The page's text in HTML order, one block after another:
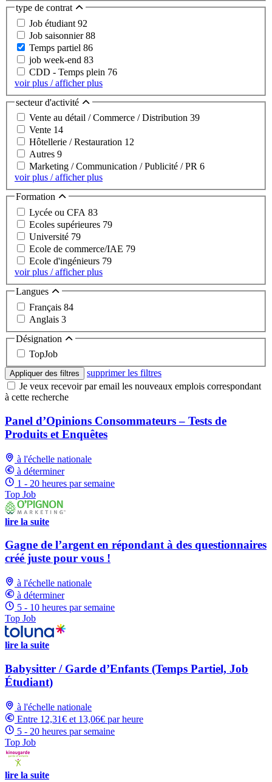
type de contrat
Job étudiant 92
Job saisonnier88
Temps partiel 86
job week-end 83
CDD - Temps plein 76
voir plus / afficher plus
secteur d'activité
Vente au détail / Commerce / Distribution 39
Vente 14
Hôtellerie / Restauration 12
Autres 9
Marketing / Communication / Publicité / PR 6
voir plus / afficher plus
Formation
Lycée ou CFA 83
Ecoles supérieures 79
Université 79
Ecole de commerce/IAE 79
Ecole d'ingénieurs 79
voir plus / afficher plus
Langues
Français 84
Anglais 3
Désignation
TopJob
Appliquer des filtres
supprimer les filtres
Je veux recevoir par email les nouveaux emplois correspondant
à cette recherche
Panel d’Opinions Consommateurs – Tests de
Produits et Enquêtes
à l'échelle nationale
à déterminer
1 - 20 heures par semaine
Top Job
lire la suite
Gagne de l’argent en répondant à des questionnaires
créé juste pour vous !
à l'échelle nationale
à déterminer
5 - 10 heures par semaine
Top Job
lire la suite
Babysitter / Garde d’Enfants (Temps Partiel, Job
Étudiant)
à l'échelle nationale
Entre 12,31€ et 13,06€ par heure
5 - 20 heures par semaine
Top Job
lire la suite